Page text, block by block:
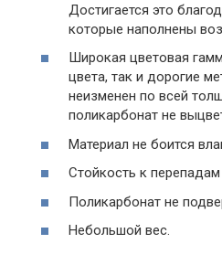
Достигается это
которые наполнены
Широкая цветовая
цвета, так и дорогие
неизменен по всей
поликарбонат не
Материал не боится
Стойкость к
Поликарбонат не
Небольшой вес.